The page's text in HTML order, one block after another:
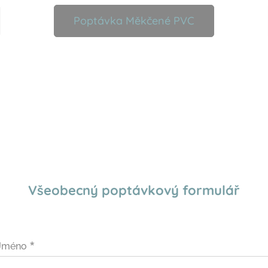
Poptávka Měkčené PVC
Všeobecný poptávkový formulář